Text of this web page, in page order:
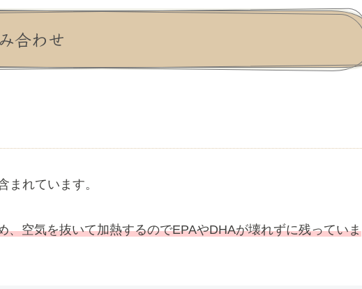
合わせ
まれています。
、空気を抜いて加熱するのでEPAやDHAが壊れずに残っていま